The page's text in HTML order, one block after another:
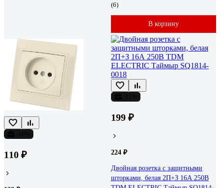
(6)
В корзину
110 ₽
199 ₽
224 ₽
Двойная розетка с защитными
шторками, белая 2П+З 16А 250В